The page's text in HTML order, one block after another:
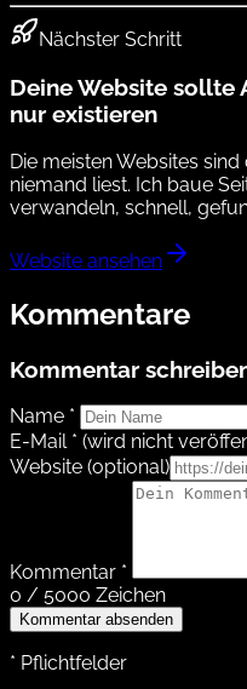
Nächster Schritt
Deine Website sollte
nur existieren
Die meisten Websites
niemand liest. Ich baue
verwandeln, schnell,
Website ansehen
Kommentare
Kommentar
Name *
E-Mail * (wird nicht
Website (optional)
Kommentar *
0 / 5000 Zeichen
Kommentar absenden
* Pflichtfelder